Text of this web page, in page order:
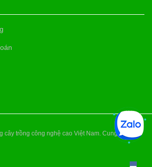
cây trồng công nghệ cao Việt Nam. Cung cấp bởi